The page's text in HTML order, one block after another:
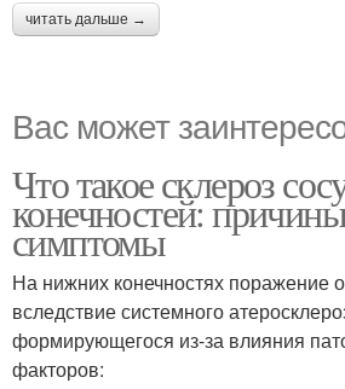
читать дальше →
Вас может
Что такое склероз
конечностей:
симптомы
На нижних конечностях поражение
вследствие системного
формирующегося из-за влияния
факторов: